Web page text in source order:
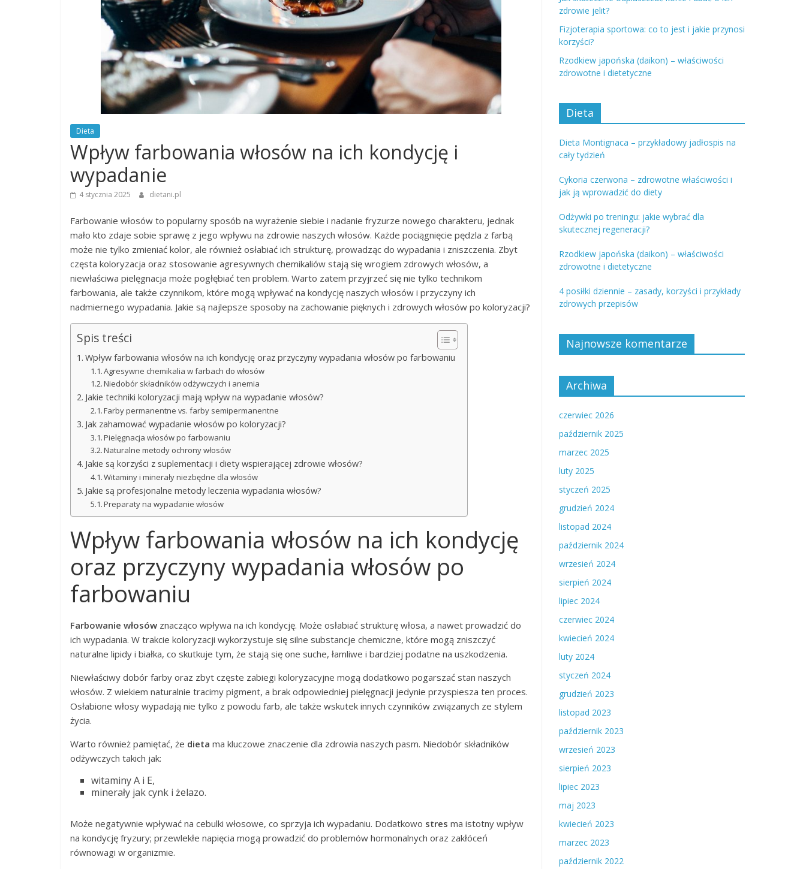
Dieta
Wpływ farbowania włosów na ich kondycję i
wypadanie
4 stycznia 2025 dietani.pl
Farbowanie włosów to popularny sposób na wyrażenie siebie i nadanie fryzurze nowego charakteru, jednak
mało kto zdaje sobie sprawę z jego wpływu na zdrowie naszych włosów. Każde pociągnięcie pędzla z farbą
może nie tylko zmieniać kolor, ale również osłabiać ich strukturę, prowadząc do wypadania i zniszczenia. Zbyt
częsta koloryzacja oraz stosowanie agresywnych chemikaliów stają się wrogiem zdrowych włosów, a
niewłaściwa pielęgnacja może pogłębiać ten problem. Warto zatem przyjrzeć się nie tylko technikom
farbowania, ale także czynnikom, które mogą wpływać na kondycję naszych włosów i przyczyny ich
nadmiernego wypadania. Jakie są najlepsze sposoby na zachowanie pięknych i zdrowych włosów po koloryzacji?
Spis treści
Wpływ farbowania włosów na ich kondycję oraz przyczyny wypadania włosów po farbowaniu
Agresywne chemikalia w farbach do włosów
Niedobór składników odżywczych i anemia
Jakie techniki koloryzacji mają wpływ na wypadanie włosów?
Farby permanentne vs. farby semipermanentne
Jak zahamować wypadanie włosów po koloryzacji?
Pielęgnacja włosów po farbowaniu
Naturalne metody ochrony włosów
Jakie są korzyści z suplementacji i diety wspierającej zdrowie włosów?
Witaminy i minerały niezbędne dla włosów
Jakie są profesjonalne metody leczenia wypadania włosów?
Preparaty na wypadanie włosów
Wpływ farbowania włosów na ich kondycję
oraz przyczyny wypadania włosów po
farbowaniu
Farbowanie włosów znacząco wpływa na ich kondycję. Może osłabiać strukturę włosa, a nawet prowadzić do
ich wypadania. W trakcie koloryzacji wykorzystuje się silne substancje chemiczne, które mogą zniszczyć
naturalne lipidy i białka, co skutkuje tym, że stają się one suche, łamliwe i bardziej podatne na uszkodzenia.
Niewłaściwy dobór farby oraz zbyt częste zabiegi koloryzacyjne mogą dodatkowo pogarszać stan naszych
włosów. Z wiekiem naturalnie tracimy pigment, a brak odpowiedniej pielęgnacji jedynie przyspiesza ten proces.
Osłabione włosy wypadają nie tylko z powodu farb, ale także wskutek innych czynników związanych ze stylem
życia.
Warto również pamiętać, że dieta ma kluczowe znaczenie dla zdrowia naszych pasm. Niedobór składników
odżywczych takich jak:
witaminy A i E,
minerały jak cynk i żelazo.
Może negatywnie wpływać na cebulki włosowe, co sprzyja ich wypadaniu. Dodatkowo stres ma istotny wpływ
na kondycję fryzury; przewlekłe napięcia mogą prowadzić do problemów hormonalnych oraz zakłóceń
równowagi w organizmie.
zdrowie jelit?
Fizjoterapia sportowa: co to jest i jakie przynosi
korzyści?
Rzodkiew japońska (daikon) – właściwości
zdrowotne i dietetyczne
Dieta
Dieta Montignaca – przykładowy jadłospis na
cały tydzień
Cykoria czerwona – zdrowotne właściwości i
jak ją wprowadzić do diety
Odżywki po treningu: jakie wybrać dla
skutecznej regeneracji?
Rzodkiew japońska (daikon) – właściwości
zdrowotne i dietetyczne
4 posiłki dziennie – zasady, korzyści i przykłady
zdrowych przepisów
Najnowsze komentarze
Archiwa
czerwiec 2026
październik 2025
marzec 2025
luty 2025
styczeń 2025
grudzień 2024
listopad 2024
październik 2024
wrzesień 2024
sierpień 2024
lipiec 2024
czerwiec 2024
kwiecień 2024
luty 2024
styczeń 2024
grudzień 2023
listopad 2023
październik 2023
wrzesień 2023
sierpień 2023
lipiec 2023
maj 2023
kwiecień 2023
marzec 2023
październik 2022